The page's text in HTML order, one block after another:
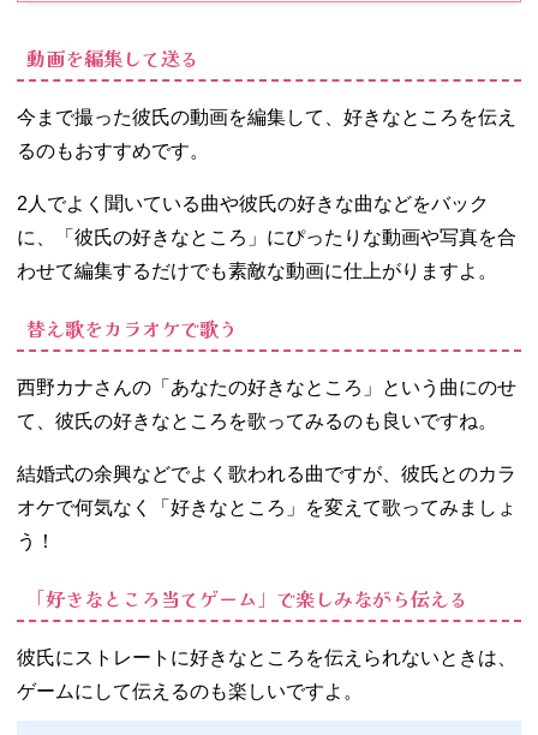
動画を編集して送る
今まで撮った彼氏の動画を編集して、好きなところを伝え
るのもおすすめです。
2人でよく聞いている曲や彼氏の好きな曲などをバック
に、「彼氏の好きなところ」にぴったりな動画や写真を合
わせて編集するだけでも素敵な動画に仕上がりますよ。
替え歌をカラオケで歌う
西野カナさんの「あなたの好きなところ」という曲にのせ
て、彼氏の好きなところを歌ってみるのも良いですね。
結婚式の余興などでよく歌われる曲ですが、彼氏とのカラ
オケで何気なく「好きなところ」を変えて歌ってみましょ
う！
「好きなところ当てゲーム」で楽しみながら伝える
彼氏にストレートに好きなところを伝えられないときは、
ゲームにして伝えるのも楽しいですよ。